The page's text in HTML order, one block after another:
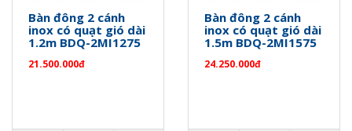
Bàn đông 2 cánh
inox có quạt gió dài
1.2m BDQ-2MI1275
21.500.000đ
Bàn đông 2 cánh
inox có quạt gió dài
1.5m BDQ-2MI1575
24.250.000đ